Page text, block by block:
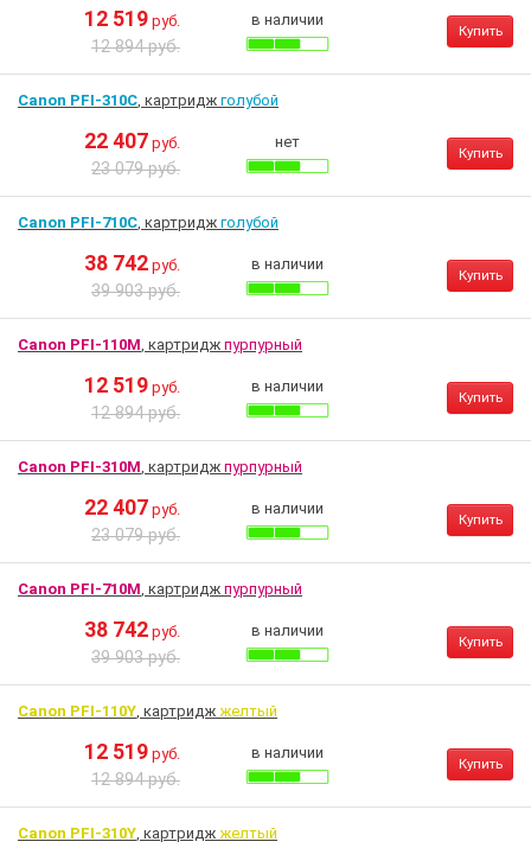
12 519 руб.
12 894 руб.
в наличии
Купить
Canon PFI-310C, картридж голубой
22 407 руб.
23 079 руб.
нет
Купить
Canon PFI-710C, картридж голубой
38 742 руб.
39 903 руб.
в наличии
Купить
Canon PFI-110M, картридж пурпурный
12 519 руб.
12 894 руб.
в наличии
Купить
Canon PFI-310M, картридж пурпурный
22 407 руб.
23 079 руб.
в наличии
Купить
Canon PFI-710M, картридж пурпурный
38 742 руб.
39 903 руб.
в наличии
Купить
Canon PFI-110Y, картридж желтый
12 519 руб.
12 894 руб.
в наличии
Купить
Canon PFI-310Y, картридж желтый